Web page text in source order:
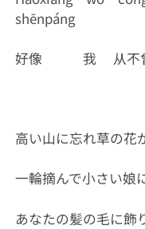
shēnpáng
好像 我 从不
高い山に忘れ草の花
一輪摘んで小さい娘
あなたの髪の毛に